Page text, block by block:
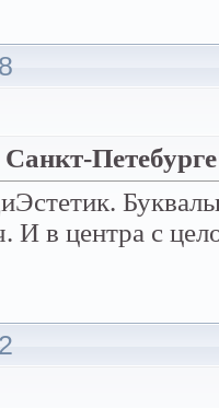
Петебурге
И в центра с